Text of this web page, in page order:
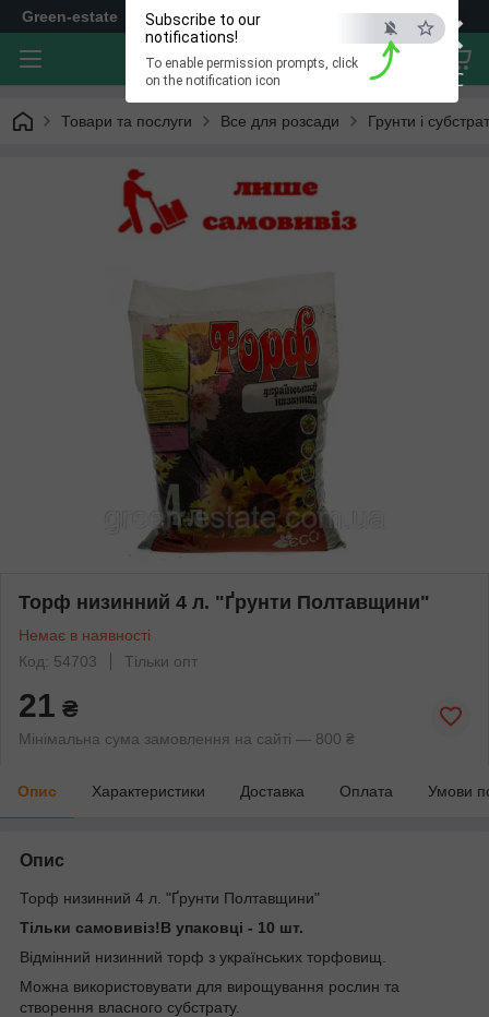
×
ESC
Subscribe to our
notifications!
To enable permission prompts, click
on the notification icon
Green-estate
Товари та послуги Все для розсади Грунти і
Торф низинний 4 л. "Ґрунти Полтавщини"
Немає в наявності
Код: 54703
Тільки опт
21 ₴
Мінімальна сума замовлення на сайті — 800 ₴
Опис Характеристики Доставка Оплата Умови
Опис
Торф низинний 4 л. "Ґрунти Полтавщини"
Тільки самовивіз!В упаковці - 10 шт.
Відмінний низинний торф з українських торфовищ.
Можна використовувати для вирощування рослин та
створення власного субстрату.